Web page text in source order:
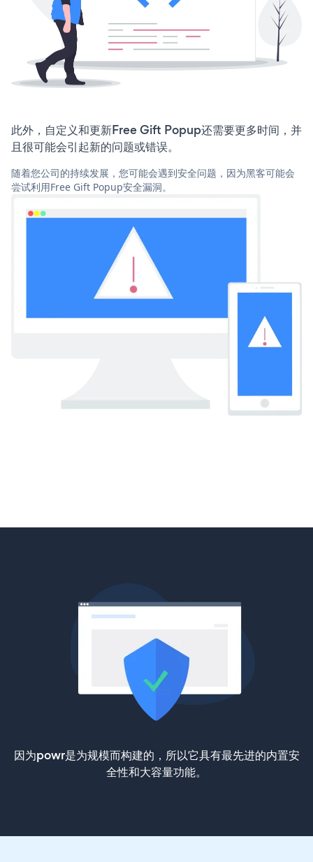
此外，自定义和更新Free Gift Popup还需要更多时间，并
且很可能会引起新的问题或错误。
随着您公司的持续发展，您可能会遇到安全问题，因为黑客可能会
尝试利用Free Gift Popup安全漏洞。
因为powr是为规模而构建的，所以它具有最先进的内置安
全性和大容量功能。